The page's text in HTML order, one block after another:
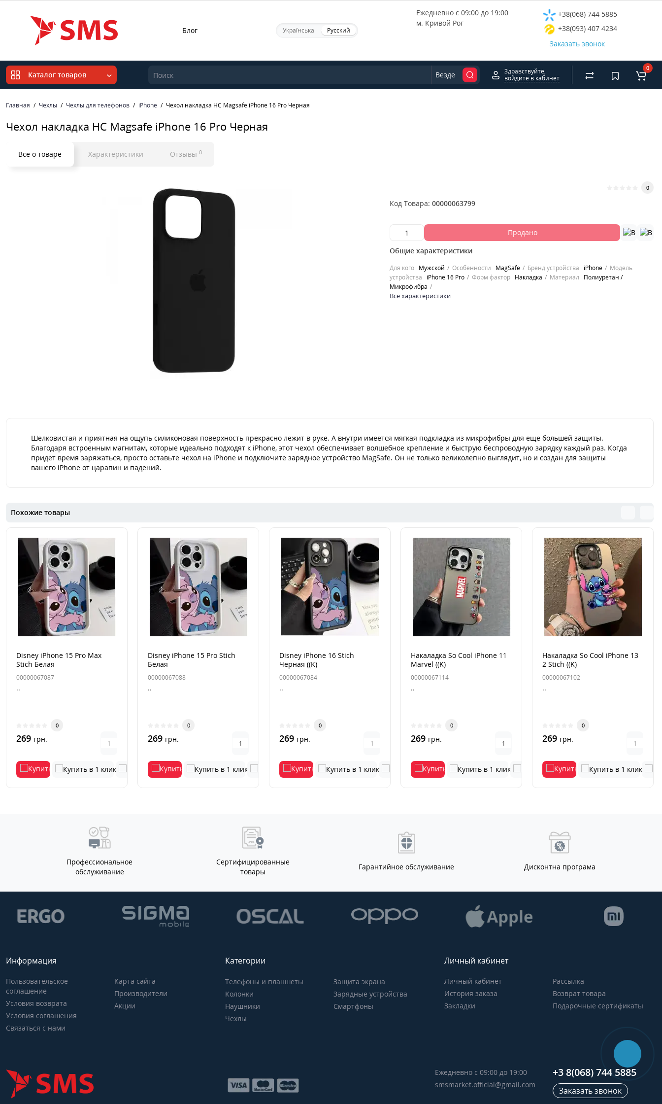
Блог Українська Русский
Ежедневно с 09:00 до 19:00
м. Кривой Рог
+38(068) 744 5885
+38(093) 407 4234
Заказать звонок
Каталог товаров Везде
Здравствуйте,
войдите в кабинет
0
Главная Чехлы Чехлы для телефонов iPhone Чехол накладка HC Magsafe iPhone 16 Pro Черная
Чехол накладка HC Magsafe iPhone 16 Pro Черная
Все о товаре Характеристики Отзывы 0
0
Код Товара: 00000063799
Продано
Общие характеристики
Для кого Мужской Особенности MagSafe Бренд устройства iPhone
Модель
устройства
iPhone 16 Pro Форм фактор Накладка Материал
Полиуретан /
Микрофибра
Все характеристики
Шелковистая и приятная на ощупь силиконовая поверхность прекрасно лежит в руке. А внутри имеется мягкая подкладка из микрофибры для еще большей защиты.
Благодаря встроенным магнитам, которые идеально подходят к iPhone, этот чехол обеспечивает волшебное крепление и быструю беспроводную зарядку каждый раз. Когда
придет время заряжаться, просто оставьте чехол на iPhone и подключите зарядное устройство MagSafe. Он не только великолепно выглядит, но и создан для защиты
вашего iPhone от царапин и падений.
Похожие товары
Disney iPhone 15 Pro Max
Stich Белая
00000067087
..
0
269 грн.
Disney iPhone 15 Pro Stich
Белая
00000067088
..
0
269 грн.
Disney iPhone 16 Stich
Черная ((K)
00000067084
..
0
269 грн.
Накаладка So Cool iPhone 11
Marvel ((K)
00000067114
..
0
269 грн.
Накаладка So Cool iPhone 13
2 Stich ((K)
00000067102
..
0
269 грн.
Профессиональное
обслуживание
Сертифицированные
товары
Гарантийное обслуживание Дисконтна програма
Информация
Пользовательское
соглашение
Условия возврата
Условия соглашения
Связаться с нами
Карта сайта
Производители
Акции
Категории
Телефоны и планшеты
Колонки
Наушники
Чехлы
Защита экрана
Зарядные устройства
Смартфоны
Личный кабинет
Личный кабинет
История заказа
Закладки
Рассылка
Возврат товара
Подарочные сертификаты
Ежедневно с 09:00 до 19:00
smsmarket.official@gmail.com
+3 8(068) 744 5885
Заказать звонок